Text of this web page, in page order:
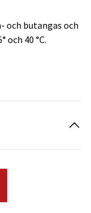
och butangas och
40 °C.